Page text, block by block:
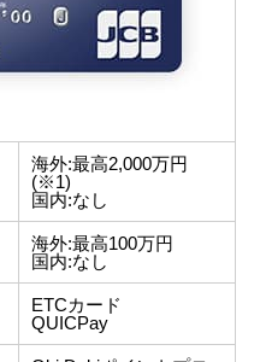
海外:最高2,000万円
(※1)
国内:なし
海外:最高100万円
国内:なし
ETCカード
QUICPay